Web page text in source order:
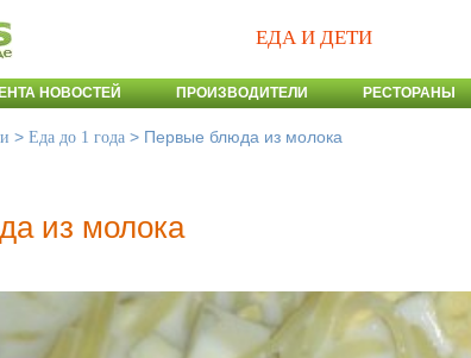
ЕДА И ДЕТИ
НОВОСТЕЙ ПРОИЗВОДИТЕЛИ РЕСТОРАНЫ
> Еда до 1 года > Первые блюда из молока
из молока